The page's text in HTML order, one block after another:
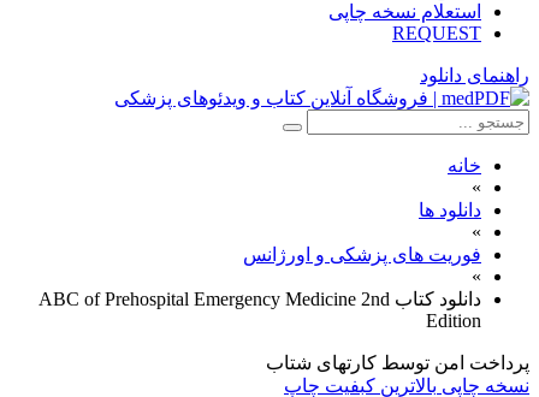
استعلام نسخه چاپی
REQUEST
راهنمای دانلود
خانه
»
دانلود ها
»
فوریت های پزشکی و اورژانس
»
دانلود کتاب ABC of Prehospital Emergency Medicine 2nd
Edition
پرداخت امن توسط کارتهای شتاب
نسخه چاپی بالاترین کبفیت چاپ